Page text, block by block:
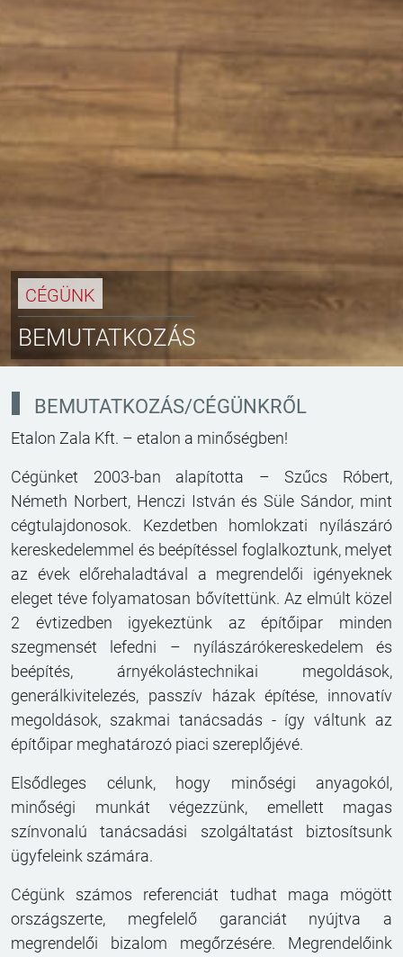
CÉGÜNK
BEMUTATKOZÁS
BEMUTATKOZÁS/CÉGÜNKRŐL
Etalon Zala Kft. – etalon a minőségben!
Cégünket 2003-ban alapította – Szűcs Róbert,
Németh Norbert, Henczi István és Süle Sándor, mint
cégtulajdonosok. Kezdetben homlokzati nyílászáró
kereskedelemmel és beépítéssel foglalkoztunk, melyet
az évek előrehaladtával a megrendelői igényeknek
eleget téve folyamatosan bővítettünk. Az elmúlt közel
2 évtizedben igyekeztünk az építőipar minden
szegmensét lefedni – nyílászárókereskedelem és
beépítés, árnyékolástechnikai megoldások,
generálkivitelezés, passzív házak építése, innovatív
megoldások, szakmai tanácsadás - így váltunk az
építőipar meghatározó piaci szereplőjévé.
Elsődleges célunk, hogy minőségi anyagokól,
minőségi munkát végezzünk, emellett magas
színvonalú tanácsadási szolgáltatást biztosítsunk
ügyfeleink számára.
Cégünk számos referenciát tudhat maga mögött
országszerte, megfelelő garanciát nyújtva a
megrendelői bizalom megőrzésére. Megrendelőink